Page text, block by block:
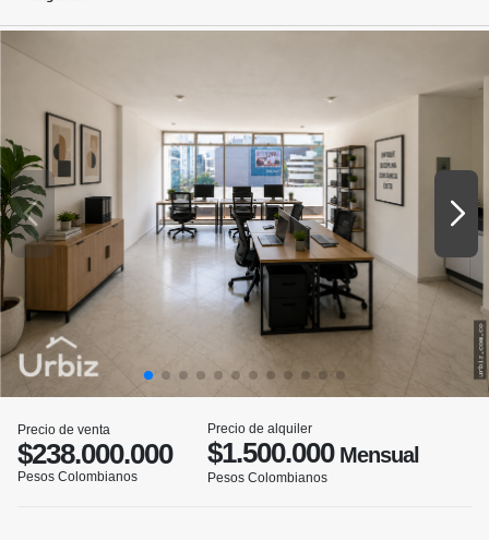
Precio de venta
$238.000.000
Pesos Colombianos
Precio de alquiler
$1.500.000Mensual
Pesos Colombianos